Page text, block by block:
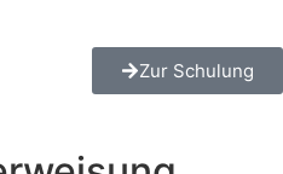
Zur Schulung